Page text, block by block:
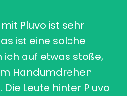
Pluvo ist sehr
ist eine solche
ich auf etwas stoße,
Handumdrehen
Leute hinter Pluvo